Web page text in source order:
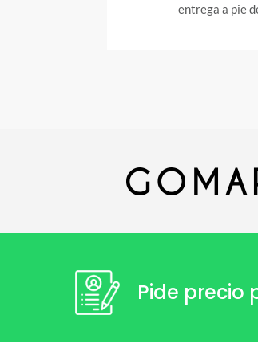
entrega a pie
Pide precio